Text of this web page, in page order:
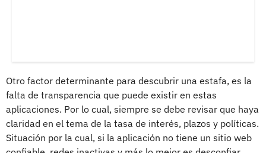
Otro factor determinante para descubrir una estafa, es la
falta de transparencia que puede existir en estas
aplicaciones. Por lo cual, siempre se debe revisar que haya
claridad en el tema de la tasa de interés, plazos y políticas.
Situación por la cual, si la aplicación no tiene un sitio web